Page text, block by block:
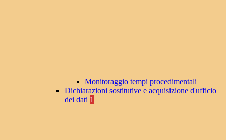
Monitoraggio tempi procedimentali
Dichiarazioni sostitutive e acquisizione d'ufficio
dei dati 1